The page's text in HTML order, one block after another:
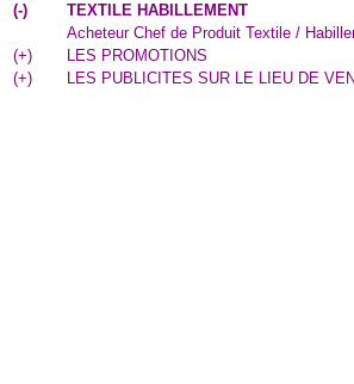
(-)
TEXTILE HABILLEMENT
Acheteur Chef de Produit Textile /
(+)
LES PROMOTIONS
(+) LES PUBLICITES SUR LE LIEU DE